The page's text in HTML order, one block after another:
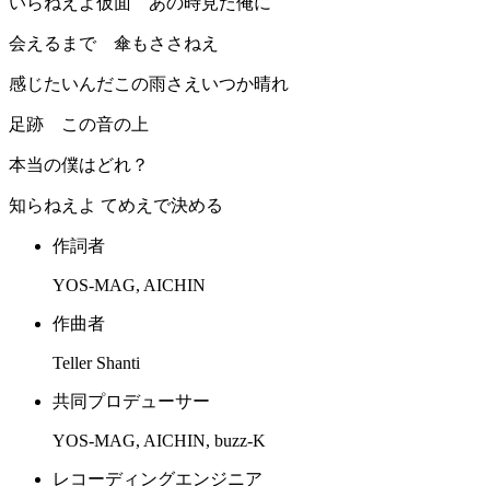
会えるまで 傘もささねえ
感じたいんだこの雨さえいつか晴れ
足跡 この音の上
本当の僕はどれ？
知らねえよ てめえで決める
作詞者
YOS-MAG, AICHIN
作曲者
Teller Shanti
共同プロデューサー
YOS-MAG, AICHIN, buzz-K
レコーディングエンジニア